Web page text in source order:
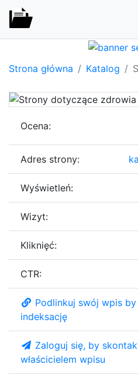
Strona główna Katalog
Ocena:
Adres strony:
Wyświetleń:
Wizyt:
Kliknięć:
CTR:
Podlinkuj swój wpis
indeksację
Zaloguj się, by
właścicielem wpisu